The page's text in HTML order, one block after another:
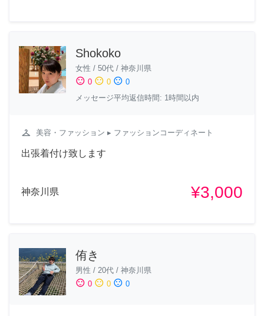
Shokoko
女性 / 50代 / 神奈川県
sentiment_satisfied 0 sentiment_neutral 0 sentiment_dissatisfied 0
メッセージ平均返信時間: 1時間以内
checkroom 美容・ファッション ▸ ファッションコーディネート
出張着付け致します
神奈川県 ¥3,000
侑き
男性 / 20代 / 神奈川県
sentiment_satisfied 0 sentiment_neutral 0 sentiment_dissatisfied 0